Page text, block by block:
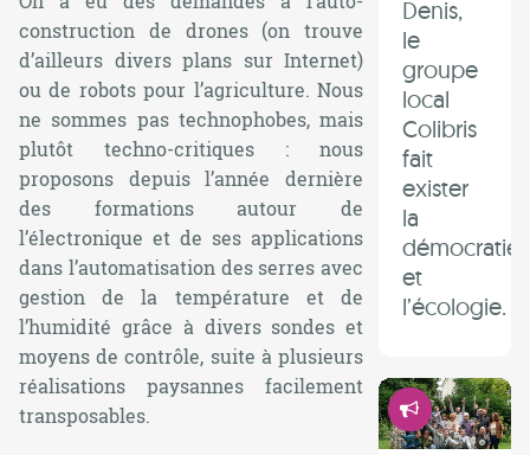
construction de drones (on trouve
d’ailleurs divers plans sur Internet)
ou de robots pour l’agriculture. Nous
ne sommes pas technophobes, mais
plutôt techno-critiques : nous
proposons depuis l’année dernière
des formations autour de
l’électronique et de ses applications
dans l’automatisation des serres avec
gestion de la température et de
l’humidité grâce à divers sondes et
moyens de contrôle, suite à plusieurs
réalisations paysannes facilement
transposables.
Denis,
le
groupe
local
Colibris
fait
exister
la
démocratie
et
l’écologie.